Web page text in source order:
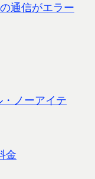
通信がエラー
・ノーアイテ
金